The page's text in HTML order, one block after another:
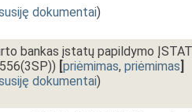
dokumentai)
bankas įstatų papildymo
[priėmimas, priėmimas]
dokumentai)